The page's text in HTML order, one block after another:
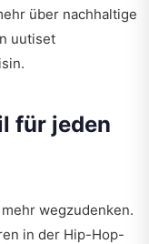
über nachhaltige
uutiset
.
für jeden
wegzudenken.
in der Hip-Hop-